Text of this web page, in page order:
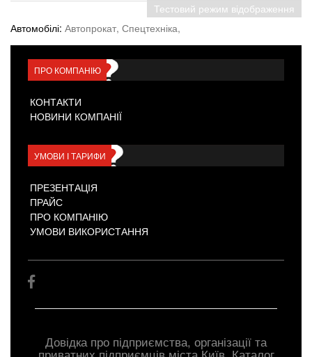
Тестовий режим відображення
Автомобілі: Автопрокат, Спецтехніка,
ПРО КОМПАНІЮ
КОНТАКТИ
НОВИНИ КОМПАНІЇ
УМОВИ І ТАРИФИ
ПРЕЗЕНТАЦІЯ
ПРАЙС
ПРО КОМПАНІЮ
УМОВИ ВИКОРИСТАННЯ
Довідка про підприємства, організації та